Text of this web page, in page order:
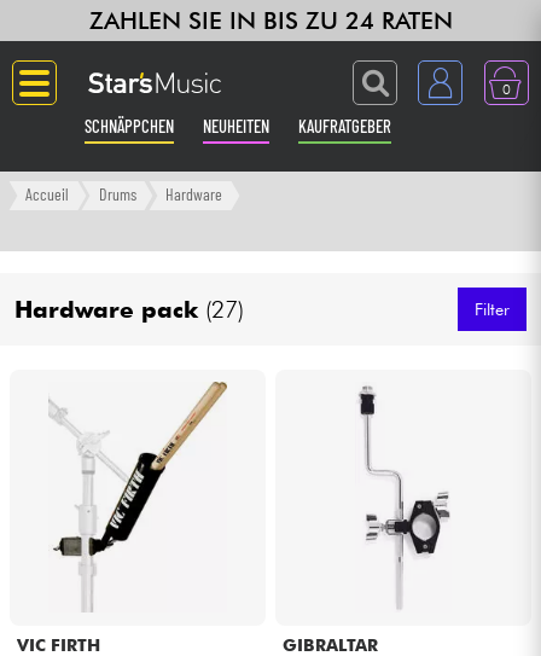
ZAHLEN SIE IN BIS ZU 24 RATEN
0
SCHNÄPPCHEN NEUHEITEN KAUFRATGEBER
Langue
Verstärker & Effekte
Synths & samplers
Studio
Kopfhörer
Accueil Drums Hardware
Hardware pack (27) Filter
VIC FIRTH
GIBRALTAR